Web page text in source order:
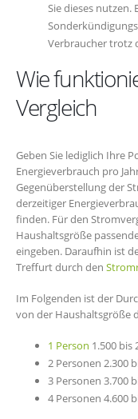
Sie dieses nutzen.
Verbraucher trotz
Wie
Vergleich
Geben Sie lediglich Ihre
Energieverbrauch pro
Gegenüberstellung der
derzeitiger
finden. Für den
Haushaltsgröße
eingeben. Daraufhin ist
Treffurt durch den
Im Folgenden ist der
von der Haushaltsgröße
1 Person 1.500 bis
2 Personen 2.300
3 Personen 3.700
4 Personen 4.600